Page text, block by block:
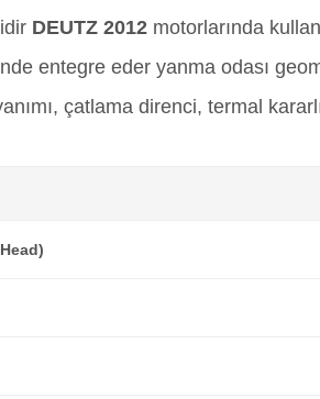
DEUTZ 2012 motorlarında
entegre eder yanma odası
çatlama direnci, termal